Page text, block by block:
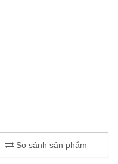
So sánh sản phẩm